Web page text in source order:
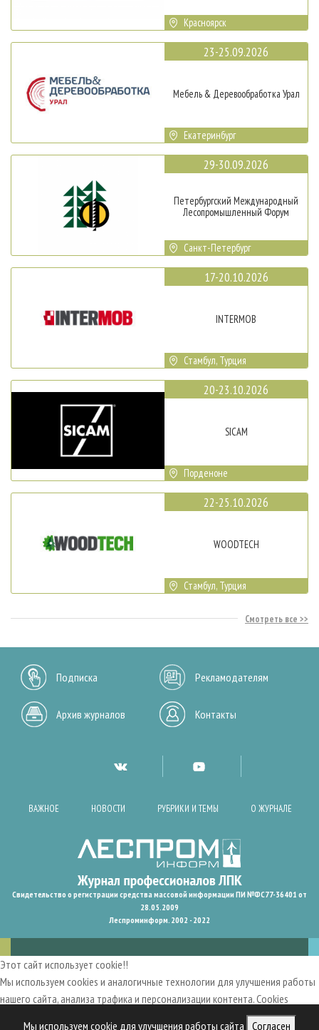
Мы используем cookie для улучшения работы сайта Согласен
Красноярск
23-25.09.2026
Мебель & Деревообработка Урал
Екатеринбург
29-30.09.2026
Петербургский Международный
Лесопромышленный Форум
Санкт-Петербург
17-20.10.2026
INTERMOB
Стамбул, Турция
20-23.10.2026
SICAM
Порденоне
22-25.10.2026
WOODTECH
Стамбул, Турция
Смотреть все
Подписка Рекламодателям
Архив журналов Контакты
ВАЖНОЕ НОВОСТИ РУБРИКИ И ТЕМЫ О ЖУРНАЛЕ
Свидетельство о регистрации средства массовой информации ПИ №ФС77-36401 от
28.05.2009
Леспроминформ. 2002 - 2022
Этот сайт использует cookie!!
Мы используем cookies и аналогичные технологии для улучшения работы
нашего сайта, анализа трафика и персонализации контента. Cookies